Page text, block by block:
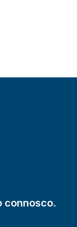
connosco.